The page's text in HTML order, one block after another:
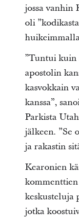
jossa vanhin
oli
”Tuntui kuin
apostolin
kasvokkain
kanssa”,
Parkista
jälkeen. ”Se
ja rakastin
Kearonien
keskusteluja
jotka